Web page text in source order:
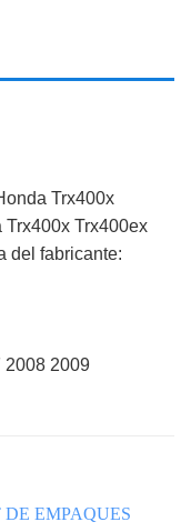
Trx400x
Trx400ex
del fabricante:
2008 2009